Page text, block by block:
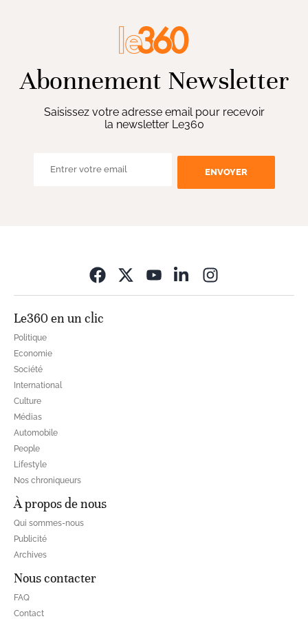
Abonnement Newsletter
Saisissez votre adresse email pour recevoir
la newsletter Le360
ENVOYER
Le360 en un clic
Politique
Economie
Société
International
Culture
Médias
Automobile
People
Lifestyle
Nos chroniqueurs
À propos de nous
Qui sommes-nous
Publicité
Archives
Nous contacter
FAQ
Contact